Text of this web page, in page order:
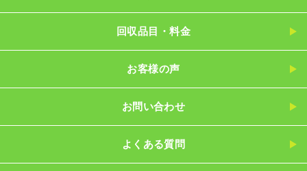
回収品目・料金
お客様の声
お問い合わせ
よくある質問